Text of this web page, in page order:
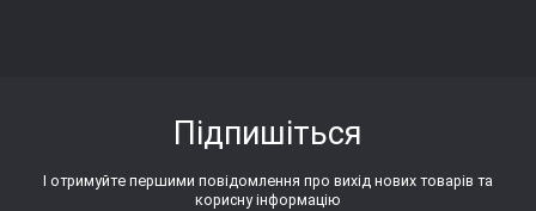
Підпишіться
І отримуйте першими повідомлення про вихід нових товарів та
корисну інформацію